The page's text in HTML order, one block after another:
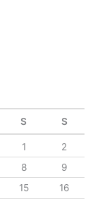
S S
1
2
8
9
15
16